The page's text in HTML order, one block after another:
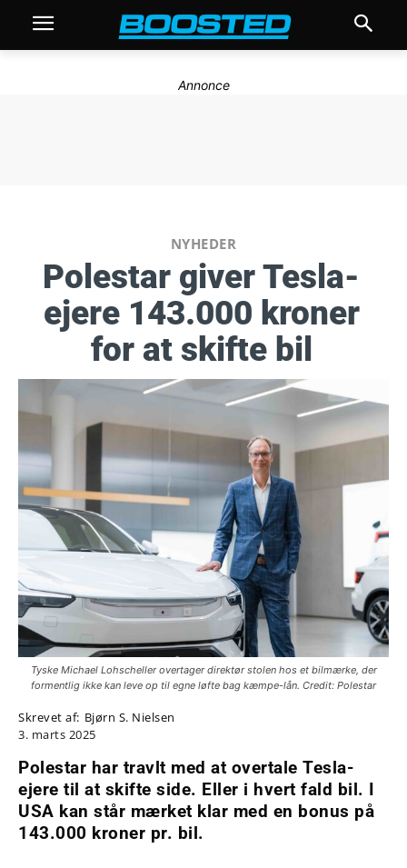
Annonce
NYHEDER
Polestar giver Tesla-
ejere 143.000 kroner
for at skifte bil
Tyske Michael Lohscheller overtager direktør stolen hos et bilmærke, der
formentlig ikke kan leve op til egne løfte bag kæmpe-lån. Credit: Polestar
Skrevet af: Bjørn S. Nielsen
3. marts 2025
Polestar har travlt med at overtale Tesla-
ejere til at skifte side. Eller i hvert fald bil. I
USA kan står mærket klar med en bonus på
143.000 kroner pr. bil.